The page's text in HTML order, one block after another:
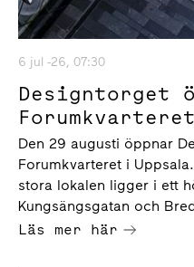
6 jul -26, 07:30
Designtorget
Den 29 augusti öppnar
Forumkvarteret i
stora lokalen ligger i ett
Kungsängsgatan och
Läs mer här